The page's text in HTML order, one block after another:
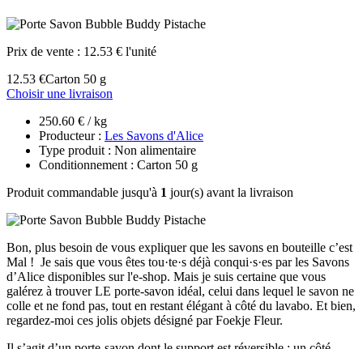
Prix de vente : 12.53 € l'unité
12.53 €Carton 50 g
Choisir une livraison
250.60 € / kg
Producteur : Les Savons d'Alice
Type produit : Non alimentaire
Conditionnement : Carton 50 g
Produit commandable jusqu'à 1 jour(s) avant la livraison
Bon, plus besoin de vous expliquer que les savons en bouteille c’est
Mal ! Je sais que vous êtes tou·te·s déjà conqui·s·es par les Savons
d’Alice disponibles sur l'e-shop. Mais je suis certaine que vous
galérez à trouver LE porte-savon idéal, celui dans lequel le savon ne
colle et ne fond pas, tout en restant élégant à côté du lavabo. Et bien,
regardez-moi ces jolis objets désigné par Foekje Fleur.